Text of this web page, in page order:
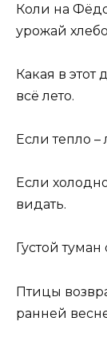
Коли на
урожай
Какая в этот
всё лето.
Если тепло –
Если
видать.
Густой
Птицы
ранней